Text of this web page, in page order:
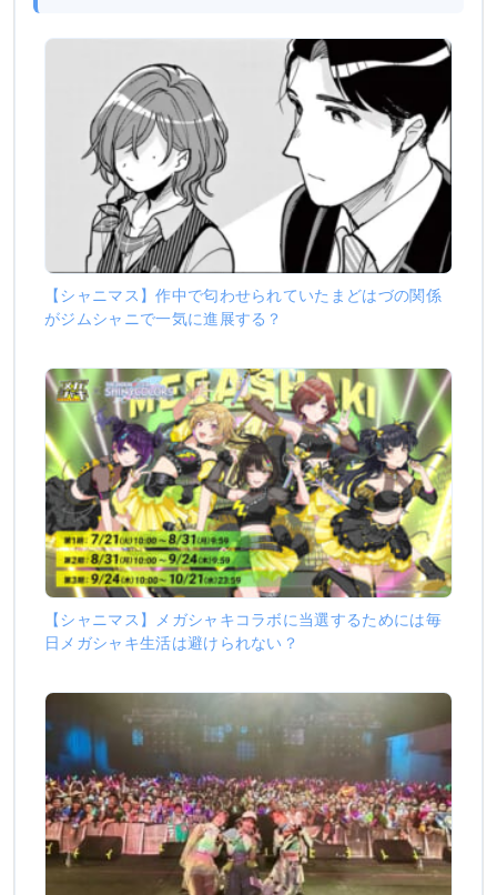
【シャニマス】作中で匂わせられていたまどはづの関係
がジムシャニで一気に進展する？
【シャニマス】メガシャキコラボに当選するためには毎
日メガシャキ生活は避けられない？